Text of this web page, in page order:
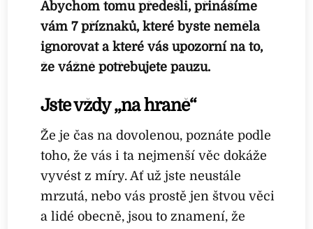
Abychom tomu předešli, přinášíme
vám 7 příznaků, které byste neměla
ignorovat a které vás upozorní na to,
že vážně potřebujete pauzu.
Jste vždy „na hraně“
Že je čas na dovolenou, poznáte podle
toho, že vás i ta nejmenší věc dokáže
vyvést z míry. Ať už jste neustále
mrzutá, nebo vás prostě jen štvou věci
a lidé obecně, jsou to znamení, že